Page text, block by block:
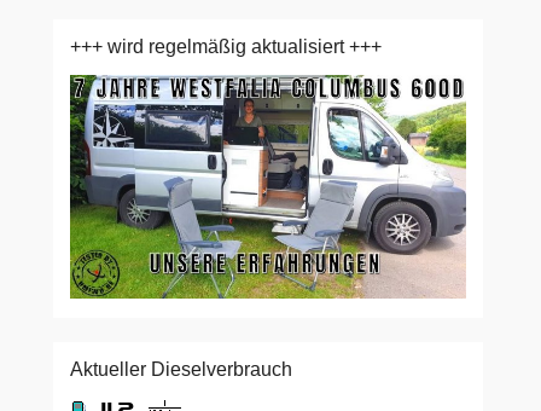
+++ wird regelmäßig aktualisiert +++
Aktueller Dieselverbrauch